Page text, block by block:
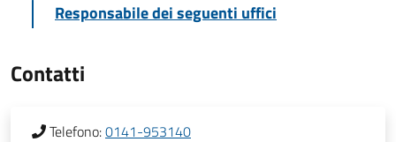
Responsabile dei seguenti uffici
Contatti
Telefono:0141-953140